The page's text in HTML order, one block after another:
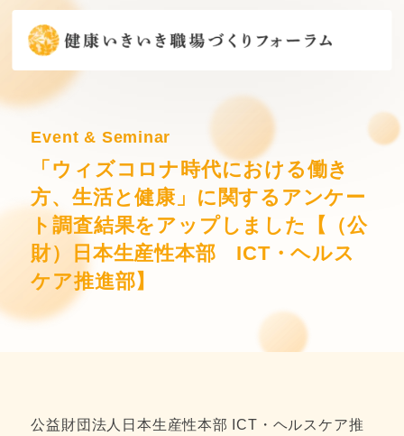
Event & Seminar
「ウィズコロナ時代における働き
方、生活と健康」に関するアンケー
ト調査結果をアップしました【（公
財）日本生産性本部 ICT・ヘルス
ケア推進部】
公益財団法人日本生産性本部 ICT・ヘルスケア推